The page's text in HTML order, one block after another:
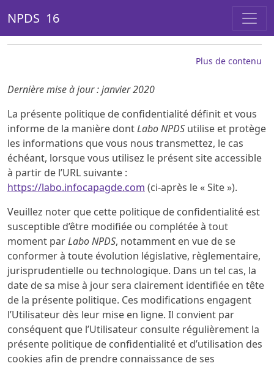
NPDS 16
Plus de contenu
Dernière mise à jour : janvier 2020
La présente politique de confidentialité définit et vous
informe de la manière dontLabo NPDS utilise et protège
les informations que vous nous transmettez, le cas
échéant, lorsque vous utilisez le présent site accessible
à partir de l’URL suivante :
https://labo.infocapagde.com (ci-après le « Site »).
Veuillez noter que cette politique de confidentialité est
susceptible d’être modifiée ou complétée à tout
moment parLabo NPDS, notamment en vue de se
conformer à toute évolution législative, règlementaire,
jurisprudentielle ou technologique. Dans un tel cas, la
date de sa mise à jour sera clairement identifiée en tête
de la présente politique. Ces modifications engagent
l’Utilisateur dès leur mise en ligne. Il convient par
conséquent que l’Utilisateur consulte régulièrement la
présente politique de confidentialité et d’utilisation des
cookies afin de prendre connaissance de ses